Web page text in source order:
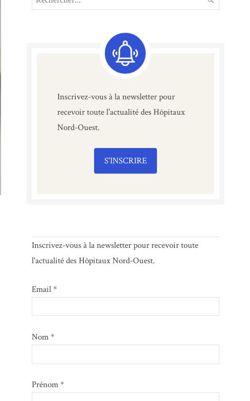
for:
Inscrivez-vous à la newsletter pour
recevoir toute l'actualité des Hôpitaux
Nord-Ouest.
S'INSCRIRE
Inscrivez-vous à la newsletter pour recevoir toute
l'actualité des Hôpitaux Nord-Ouest.
Email *
Nom *
Prénom *